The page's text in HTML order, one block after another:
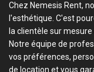
Chez Nemesis Rent,
l'esthétique. C'est
la clientèle sur
Notre équipe de
vos préférences,
de location et vous